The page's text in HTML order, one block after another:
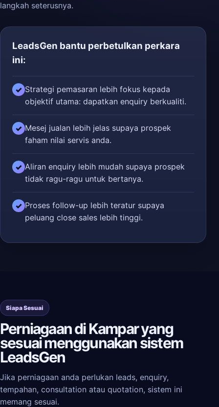
langkah seterusnya.
LeadsGen bantu perbetulkan perkara
ini:
✓ Strategi pemasaran lebih fokus kepada
objektif utama: dapatkan enquiry berkualiti.
✓ Mesej jualan lebih jelas supaya prospek
faham nilai servis anda.
✓ Aliran enquiry lebih mudah supaya prospek
tidak ragu-ragu untuk bertanya.
✓ Proses follow-up lebih teratur supaya
peluang close sales lebih tinggi.
Siapa Sesuai
Perniagaan di Kampar yang
sesuai menggunakan sistem
LeadsGen
Jika perniagaan anda perlukan leads, enquiry,
tempahan, consultation atau quotation, sistem ini
memang sesuai.